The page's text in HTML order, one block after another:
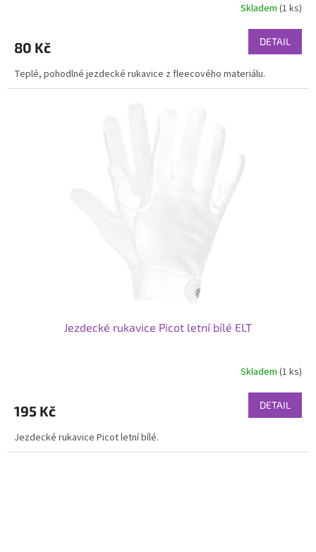
Skladem (1 ks)
80 Kč DETAIL
Teplé, pohodlné jezdecké rukavice z fleecového materiálu.
Jezdecké rukavice Picot letní bílé ELT
je
z
5
Skladem(1 ks)
195 Kč DETAIL
Jezdecké rukavice Picot letní bílé.